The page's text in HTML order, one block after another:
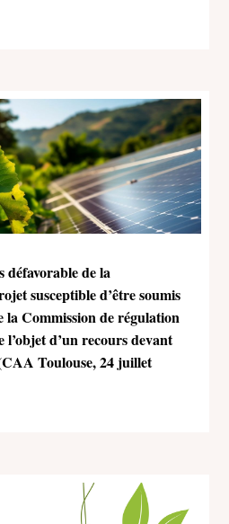
défavorable de la
susceptible d’être soumis
la Commission de régulation
l’objet d’un recours devant
Toulouse, 24 juillet